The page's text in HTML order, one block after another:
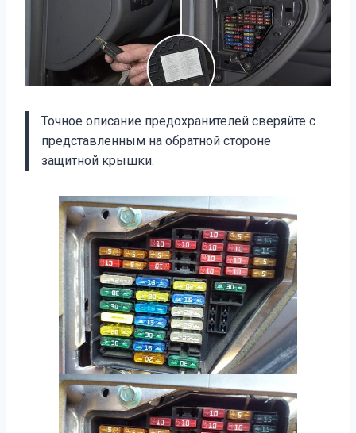
Точное описание предохранителей сверяйте с
представленным на обратной стороне
защитной крышки.